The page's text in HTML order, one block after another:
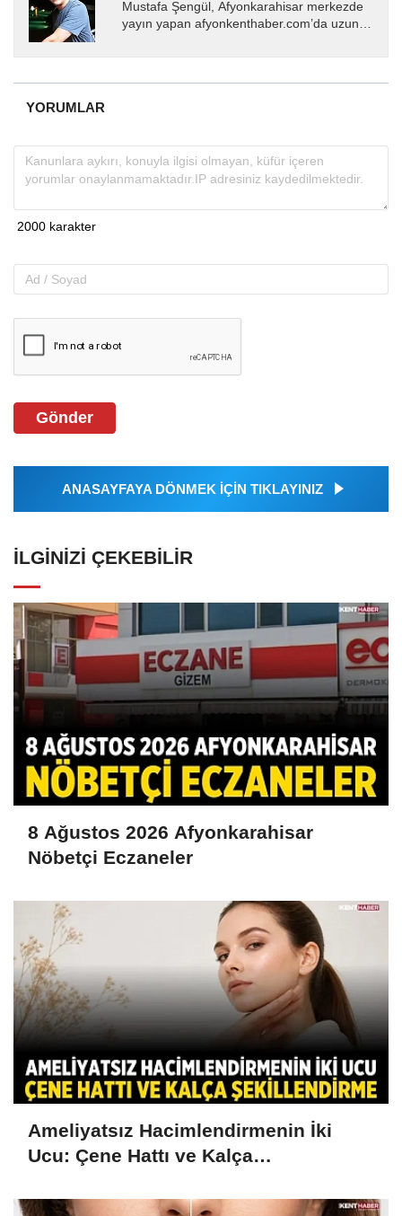
Mustafa Şengül, Afyonkarahisar merkezde
yayın yapan afyonkenthaber.com’da uzun
almakta, haber akışı...
YORUMLAR
Gönder
ANASAYFAYA DÖNMEK İÇİN TIKLAYINIZ
İLGINIZI ÇEKEBILIR
8 Ağustos 2026 Afyonkarahisar
Nöbetçi Eczaneler
Ameliyatsız Hacimlendirmenin İki
Ucu: Çene Hattı ve Kalça